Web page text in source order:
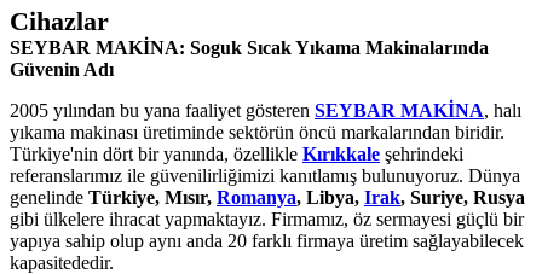
Cihazlar
SEYBAR MAKİNA: Soguk Sıcak Yıkama Makinalarında
Güvenin Adı
2005 yılından bu yana faaliyet gösteren SEYBAR MAKİNA, halı
yıkama makinası üretiminde sektörün öncü markalarından biridir.
Türkiye'nin dört bir yanında, özellikle Kırıkkale şehrindeki
referanslarımız ile güvenilirliğimizi kanıtlamış bulunuyoruz. Dünya
genelinde Türkiye, Mısır, Romanya, Libya, Irak, Suriye, Rusya
gibi ülkelere ihracat yapmaktayız. Firmamız, öz sermayesi güçlü bir
yapıya sahip olup aynı anda 20 farklı firmaya üretim sağlayabilecek
kapasitededir.